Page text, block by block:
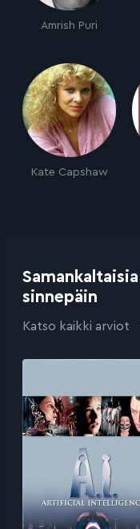
Amrish Puri
Kate Capshaw
sinnepäin
Katso kaikki arviot